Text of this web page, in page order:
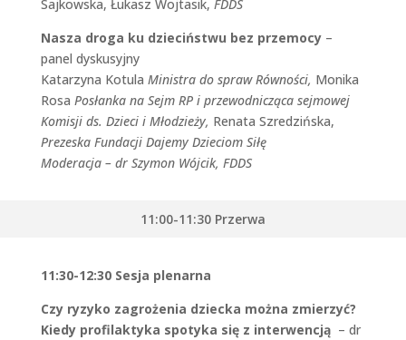
Sajkowska, Łukasz Wojtasik, FDDS
Nasza droga ku dzieciństwu bez przemocy –
panel dyskusyjny
Katarzyna Kotula Ministra do spraw Równości, Monika
Rosa Posłanka na Sejm RP i przewodnicząca sejmowej
Komisji ds. Dzieci i Młodzieży, Renata Szredzińska,
Prezeska Fundacji Dajemy Dzieciom Siłę
Moderacja – dr Szymon Wójcik, FDDS
11:00-11:30 Przerwa
11:30-12:30 Sesja plenarna
Czy ryzyko zagrożenia dziecka można zmierzyć?
Kiedy profilaktyka spotyka się z interwencją – dr